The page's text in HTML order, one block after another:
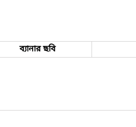
ব্যানার ছবি